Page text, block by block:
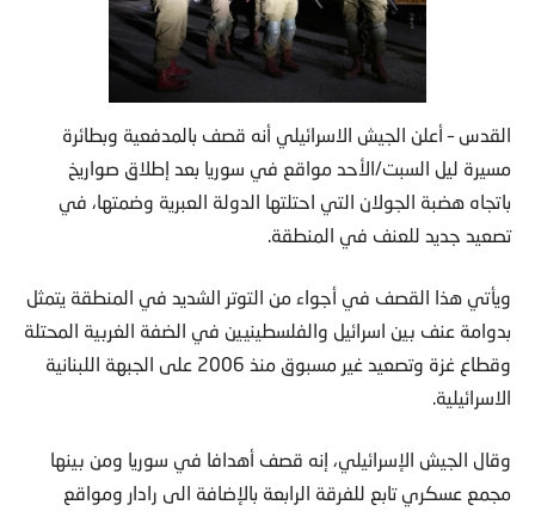
القدس – أعلن الجيش الاسرائيلي أنه قصف بالمدفعية وبطائرة
مسيرة ليل السبت/الأحد مواقع في سوريا بعد إطلاق صواريخ
باتجاه هضبة الجولان التي احتلتها الدولة العبرية وضمتها، في
تصعيد جديد للعنف في المنطقة.
ويأتي هذا القصف في أجواء من التوتر الشديد في المنطقة يتمثل
بدوامة عنف بين اسرائيل والفلسطينيين في الضفة الغربية المحتلة
وقطاع غزة وتصعيد غير مسبوق منذ 2006 على الجبهة اللبنانية
الاسرائيلية.
وقال الجيش الإسرائيلي، إنه قصف أهدافا في سوريا ومن بينها
مجمع عسكري تابع للفرقة الرابعة بالإضافة الى رادار ومواقع